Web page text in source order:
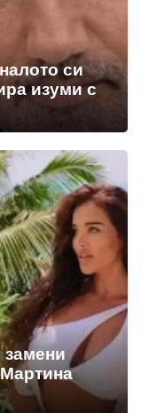
си
изуми с
замени